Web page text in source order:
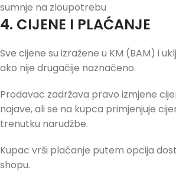
sumnje na zloupotrebu
4. CIJENE I PLAĆANJE
Sve cijene su izražene u KM (BAM) i
ako nije drugačije naznačeno.
Prodavac zadržava pravo izmjene
najave, ali se na kupca primjenjuje
trenutku narudžbe.
Kupac vrši plaćanje putem opcija
shopu.